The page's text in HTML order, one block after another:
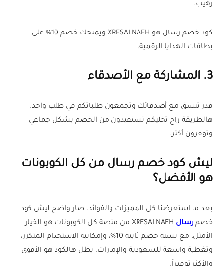
رهيب.
كود خصم رسال هو XRESALNAFH ويمنحك خصم 10% على
بطاقات الهدايا الرقمية.
3. المشاركة مع الأصدقاء
قدر تنسق مع أصدقائك وتجمعون طلباتكم في طلب واحد.
هالطريقة راح تخليكم تستفيدون من الخصم بشكل جماعي
وتوفرون أكثر.
ليش كود خصم رسال من كل الكوبونات
هو الأفضل؟
بعد ما استعرضنا كل المميزات والفوائد، صار واضح ليش كود
خصم رسال
XRESALNAFH من منصة كل الكوبونات هو الخيار
الأمثل. مع نسبة خصم ثابتة 10%، وإمكانية الاستخدام المتكرر،
وتغطية واسعة للسعودية والإمارات، يظل هالكود هو الأقوى